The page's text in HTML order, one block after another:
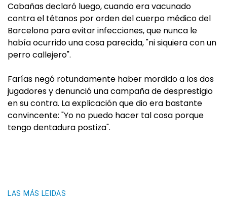
Cabañas declaró luego, cuando era vacunado
contra el tétanos por orden del cuerpo médico del
Barcelona para evitar infecciones, que nunca le
había ocurrido una cosa parecida, "ni siquiera con un
perro callejero".
Farías negó rotundamente haber mordido a los dos
jugadores y denunció una campaña de desprestigio
en su contra. La explicación que dio era bastante
convincente: "Yo no puedo hacer tal cosa porque
tengo dentadura postiza".
LAS MÁS LEIDAS